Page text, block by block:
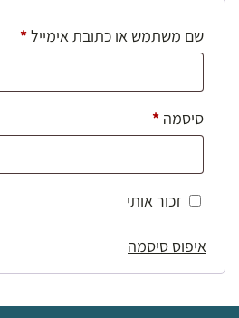
שם משתמש או כתובת אימייל*חובה
סיסמה *חובה
זכור אותי
איפוס סיסמה